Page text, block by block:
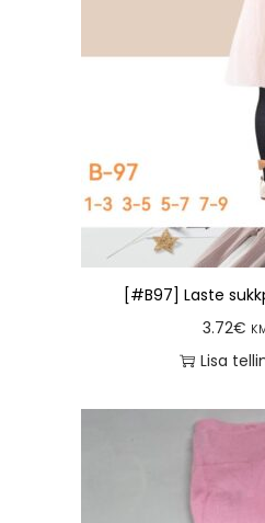
[#B97] Laste
3.72€
Lisa